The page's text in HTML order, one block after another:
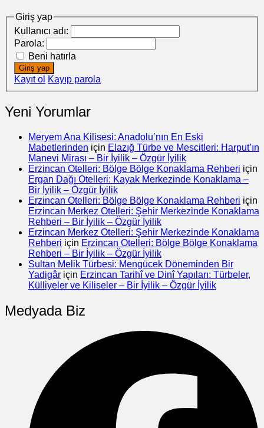
Giriş yap
Kullanıcı adı:
Parola:
Beni hatırla
Giriş yap
Kayıt ol Kayıp parola
Yeni Yorumlar
Meryem Ana Kilisesi: Anadolu’nın En Eski
Mabetlerinden için Elazığ Türbe ve Mescitleri: Harput’ın
Manevi Mirası – Bir İyilik – Özgür İyilik
Erzincan Otelleri: Bölge Bölge Konaklama Rehberi için
Ergan Dağı Otelleri: Kayak Merkezinde Konaklama –
Bir İyilik – Özgür İyilik
Erzincan Otelleri: Bölge Bölge Konaklama Rehberi için
Erzincan Merkez Otelleri: Şehir Merkezinde Konaklama
Rehberi – Bir İyilik – Özgür İyilik
Erzincan Merkez Otelleri: Şehir Merkezinde Konaklama
Rehberi için Erzincan Otelleri: Bölge Bölge Konaklama
Rehberi – Bir İyilik – Özgür İyilik
Sultan Melik Türbesi: Mengücek Döneminden Bir
Yadigâr için Erzincan Tarihî ve Dinî Yapıları: Türbeler,
Külliyeler ve Kiliseler – Bir İyilik – Özgür İyilik
Medyada Biz